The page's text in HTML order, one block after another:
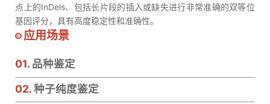
点上的InDels、包括长片段的插入或缺失进行非常准确的双等位
基因评分，具有高度稳定性和准确性。
应用场景
01. 品种鉴定
02.种子纯度鉴定